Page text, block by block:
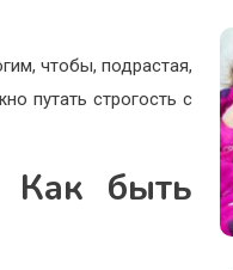
чтобы, подрастая,
путать строгость с
Как быть